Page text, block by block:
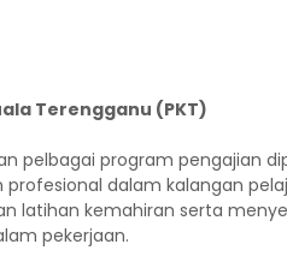
Terengganu (PKT)
pelbagai program pengajian
dalam kalangan
latihan kemahiran serta
pekerjaan.